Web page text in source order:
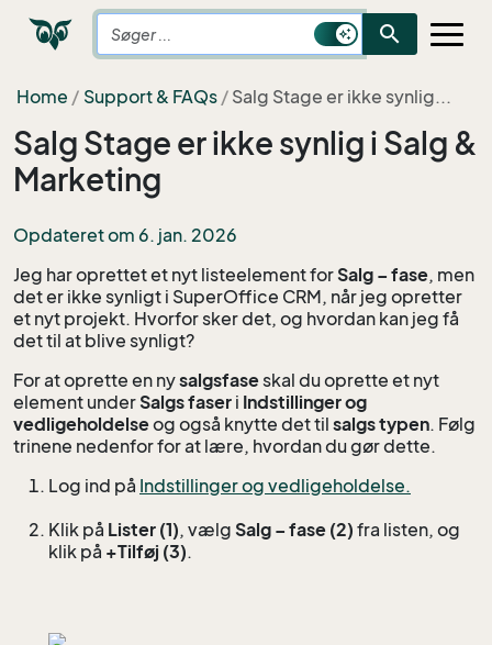
search
Home Support & FAQs Salg Stage er ikke synlig...
Salg Stage er ikke synlig i Salg &
Marketing
Opdateret om 6. jan. 2026
Jeg har oprettet et nyt listeelement forSalg – fase, men
det er ikke synligt i SuperOffice CRM, når jeg opretter
et nyt projekt. Hvorfor sker det, og hvordan kan jeg få
det til at blive synligt?
For at oprette en nysalgsfaseskal du oprette et nyt
element underSalgs faser i Indstillinger og
vedligeholdelseog også knytte det til salgs typen. Følg
trinene nedenfor for at lære, hvordan du gør dette.
Log ind på Indstillinger og vedligeholdelse.
Klik på Lister (1), vælg Salg – fase (2) fra listen, og
klik på +Tilføj (3).